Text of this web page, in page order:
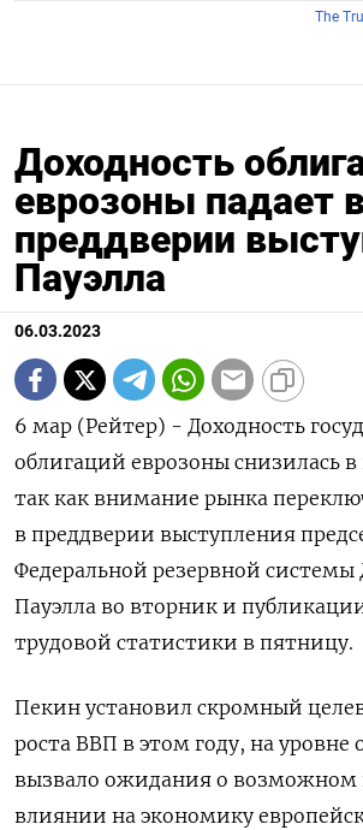
Доходность
еврозоны падает
преддверии
Пауэлла
06.03.2023
6 мар (Рейтер) - Доходность
облигаций еврозоны снизилась
так как внимание рынка
в преддверии выступления
Федеральной резервной
Пауэлла во вторник и
трудовой статистики в пятницу.
Пекин установил скромный
роста ВВП в этом году, на уровне
вызвало ожидания о возможном
влиянии на экономику